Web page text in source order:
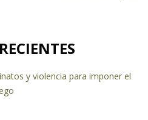
y violencia para imponer el